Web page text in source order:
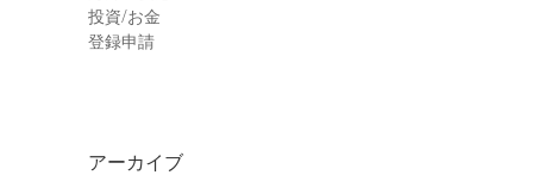
投資/お金
登録申請
アーカイブ